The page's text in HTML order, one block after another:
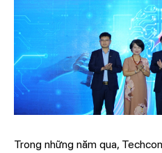
Trong những năm qua,